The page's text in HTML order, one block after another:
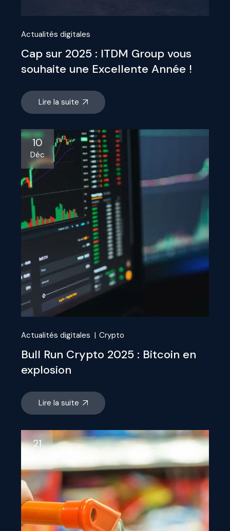
Actualités digitales
Cap sur 2025 : ITDM Group vous
souhaite une Excellente Année !
Lire la suite
10
Déc
Actualités digitales Crypto
Bull Run Crypto 2025 : Bitcoin en
explosion
Lire la suite
21